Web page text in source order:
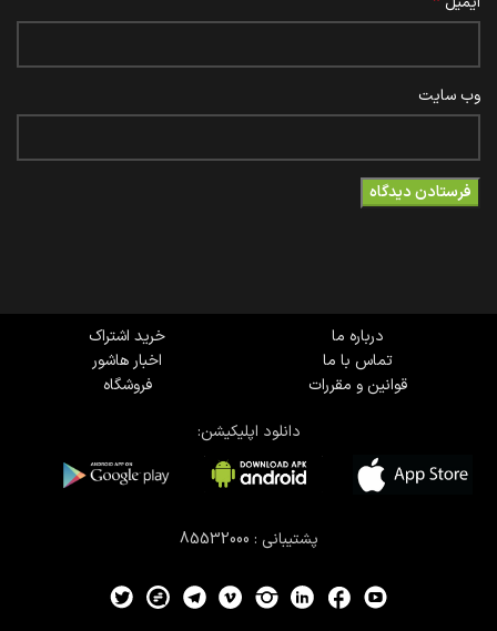
وب‌ سایت
درباره ما
تماس با ما
قوانین و مقررات
خرید اشتراک
اخبار هاشور
فروشگاه
دانلود اپلیکیشن:
پشتیبانی : 85532000